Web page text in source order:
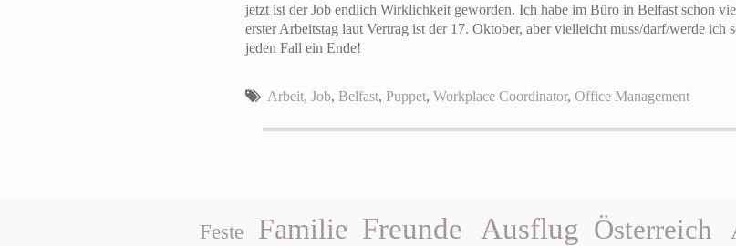
jetzt ist der Job endlich Wirklichkeit geworden. Ich habe im Büro in Belfast schon
erster Arbeitstag laut Vertrag ist der 17. Oktober, aber vielleicht muss/darf/werde ich
jeden Fall ein Ende!
Arbeit, Job, Belfast, Puppet, Workplace Coordinator, Office Management
Feste Familie Freunde Ausflug Österreich